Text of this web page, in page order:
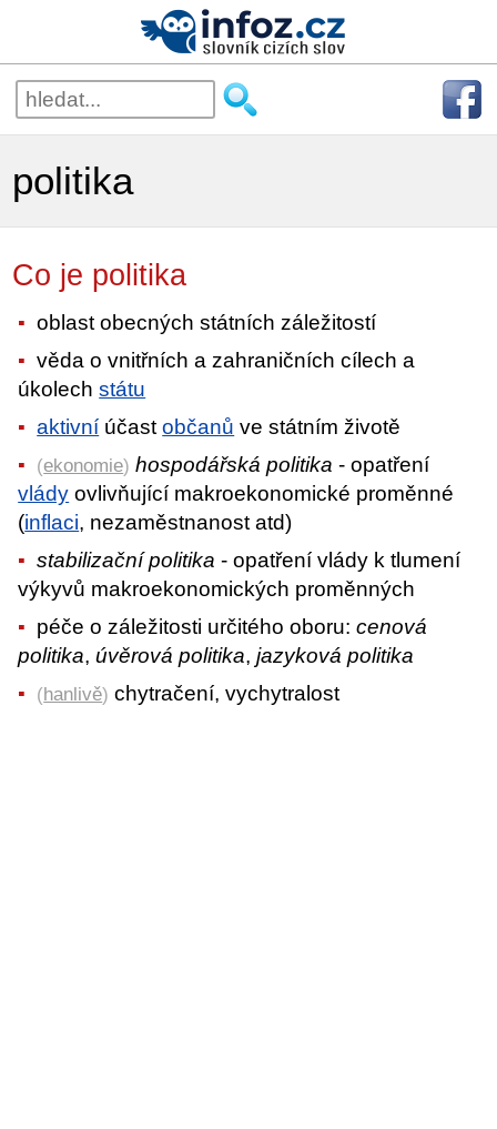
politika
Co je politika
oblast obecných státních záležitostí
věda o vnitřních a zahraničních cílech a
úkolechstátu
aktivní účastobčanů ve státním životě
(ekonomie) hospodářská politika - opatření
vlády ovlivňující makroekonomické proměnné
(inflaci, nezaměstnanost atd)
stabilizační politika - opatření vlády k tlumení
výkyvů makroekonomických proměnných
péče o záležitosti určitého oboru:cenová
politika,úvěrová politika,jazyková politika
(hanlivě) chytračení, vychytralost